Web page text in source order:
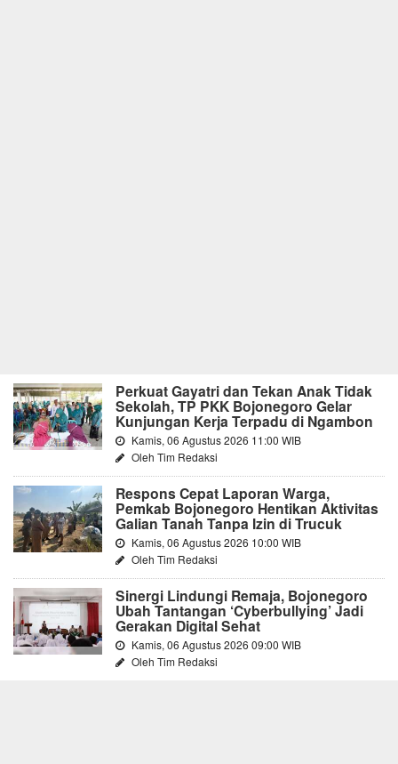
Perkuat Gayatri dan Tekan Anak Tidak
Sekolah, TP PKK Bojonegoro Gelar
Kunjungan Kerja Terpadu di Ngambon
Kamis, 06 Agustus 2026 11:00 WIB
Oleh Tim Redaksi
Respons Cepat Laporan Warga,
Pemkab Bojonegoro Hentikan Aktivitas
Galian Tanah Tanpa Izin di Trucuk
Kamis, 06 Agustus 2026 10:00 WIB
Oleh Tim Redaksi
Sinergi Lindungi Remaja, Bojonegoro
Ubah Tantangan ‘Cyberbullying’ Jadi
Gerakan Digital Sehat
Kamis, 06 Agustus 2026 09:00 WIB
Oleh Tim Redaksi